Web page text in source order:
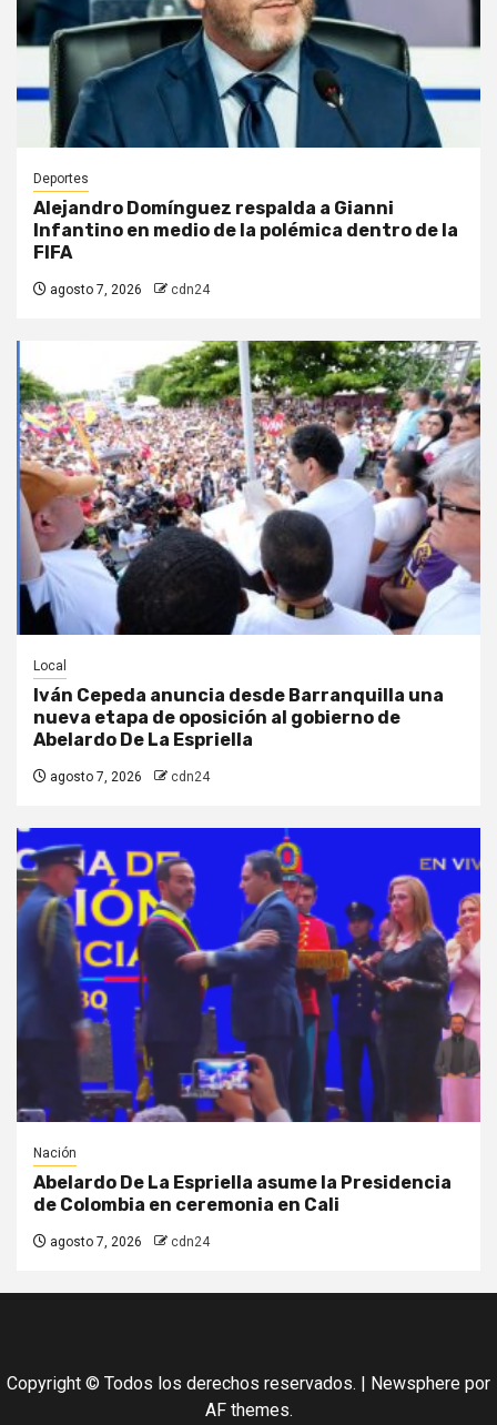
Deportes
Alejandro Domínguez respalda a Gianni
Infantino en medio de la polémica dentro de la
FIFA
agosto 7, 2026 cdn24
Local
Iván Cepeda anuncia desde Barranquilla una
nueva etapa de oposición al gobierno de
Abelardo De La Espriella
agosto 7, 2026 cdn24
Nación
Abelardo De La Espriella asume la Presidencia
de Colombia en ceremonia en Cali
agosto 7, 2026 cdn24
Copyright © Todos los derechos reservados. | Newsphere por
AF themes.